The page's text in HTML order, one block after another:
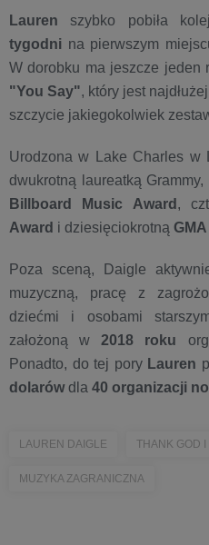
Lauren szybko pobiła
tygodni na pierwszym
W dorobku ma jeszcze jeden
"You Say", który jest
szczycie jakiegokolwiek
Urodzona w Lake Charles w
dwukrotną laureatką
Billboard Music Award ,
Award i dziesięciokrotną
Poza sceną, Daigle
muzyczną, pracę z
dziećmi i osobami
założoną w2018 roku
Ponadto, do tej pory Lauren
dolarówdla 40 organizacji
LAUREN DAIGLE THANK GOD I
MUZYKA ZAGRANICZNA